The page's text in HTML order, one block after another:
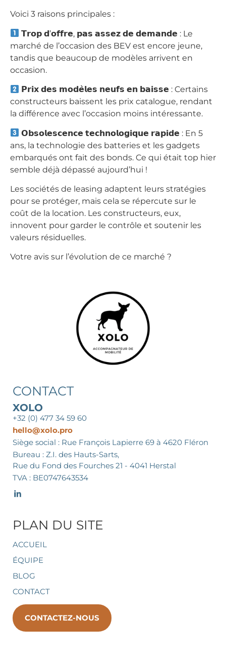
Voici 3 raisons principales :
𝗧𝗿𝗼𝗽 𝗱’𝗼𝗳𝗳𝗿𝗲, 𝗽𝗮𝘀 𝗮𝘀𝘀𝗲𝘇 𝗱𝗲 𝗱𝗲𝗺𝗮𝗻𝗱𝗲 : Le
marché de l’occasion des BEV est encore jeune,
tandis que beaucoup de modèles arrivent en
occasion.
𝗣𝗿𝗶𝘅 𝗱𝗲𝘀 𝗺𝗼𝗱𝗲̀𝗹𝗲𝘀 𝗻𝗲𝘂𝗳𝘀 𝗲𝗻 𝗯𝗮𝗶𝘀𝘀𝗲 : Certains
constructeurs baissent les prix catalogue, rendant
la différence avec l’occasion moins intéressante.
𝗢𝗯𝘀𝗼𝗹𝗲𝘀𝗰𝗲𝗻𝗰𝗲 𝘁𝗲𝗰𝗵𝗻𝗼𝗹𝗼𝗴𝗶𝗾𝘂𝗲 𝗿𝗮𝗽𝗶𝗱𝗲 : En 5
ans, la technologie des batteries et les gadgets
embarqués ont fait des bonds. Ce qui était top hier
semble déjà dépassé aujourd’hui !
Les sociétés de leasing adaptent leurs stratégies
pour se protéger, mais cela se répercute sur le
coût de la location. Les constructeurs, eux,
innovent pour garder le contrôle et soutenir les
valeurs résiduelles.
Votre avis sur l’évolution de ce marché ?
CONTACT
XOLO
+32 (0) 477 34 59 60
hello@xolo.pro
Siège social : Rue François Lapierre 69 à 4620 Fléron
Bureau : Z.I. des Hauts-Sarts,
Rue du Fond des Fourches 21 - 4041 Herstal
TVA : BE0747643534
PLAN DU SITE
ACCUEIL
ÉQUIPE
BLOG
CONTACT
CONTACTEZ-NOUS